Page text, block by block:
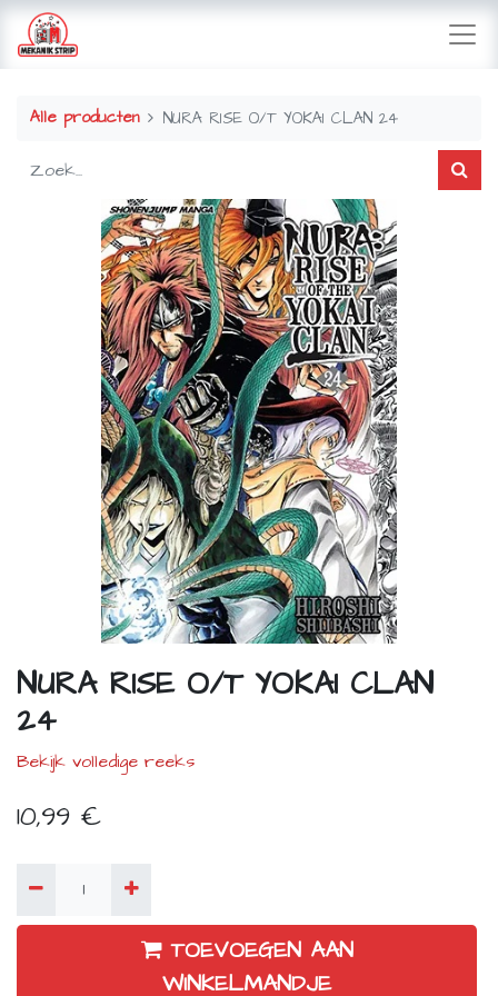
Alle producten NURA RISE O/T YOKAI CLAN 24
NURA RISE O/T YOKAI CLAN
24
Bekijk volledige reeks
10,99 €
TOEVOEGEN AAN
WINKELMANDJE